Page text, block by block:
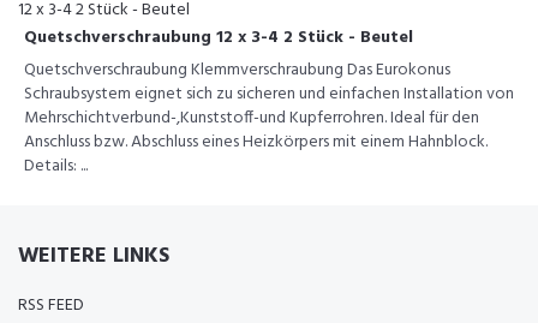
Quetschverschraubung 12 x 3-4 2 Stück - Beutel
Quetschverschraubung Klemmverschraubung Das Eurokonus
Schraubsystem eignet sich zu sicheren und einfachen Installation von
Mehrschichtverbund-,Kunststoff-und Kupferrohren. Ideal für den
Anschluss bzw. Abschluss eines Heizkörpers mit einem Hahnblock.
Details: ...
WEITERE LINKS
RSS FEED